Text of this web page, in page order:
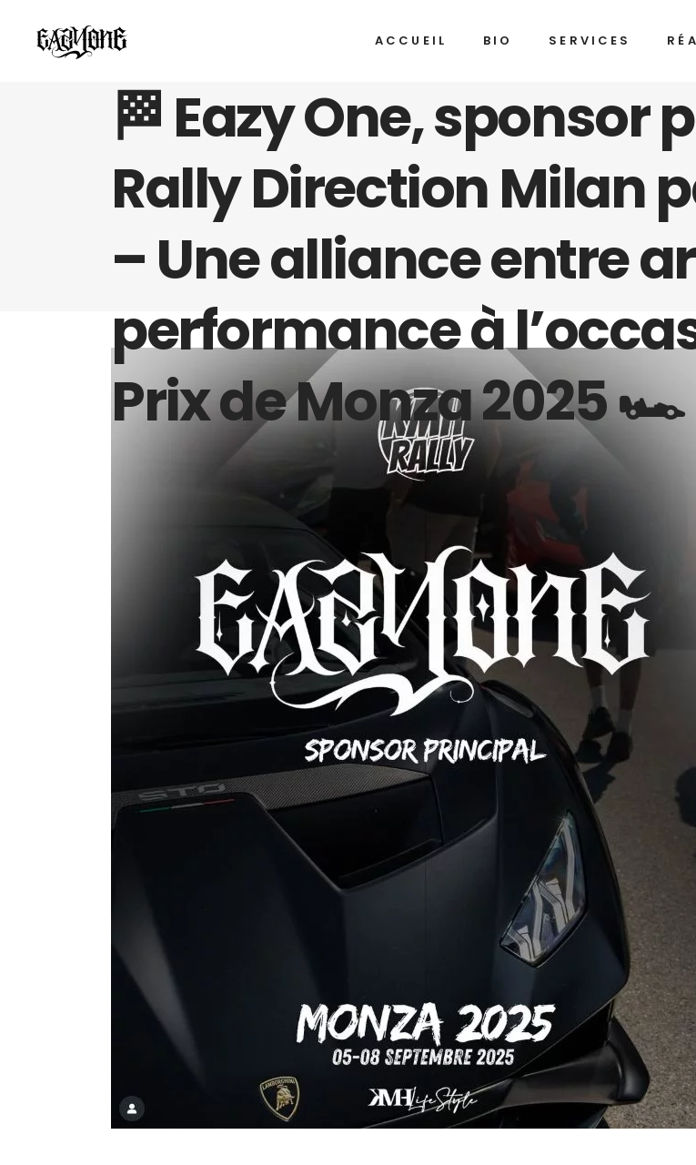
ACCUEIL BIO SERVICES
🏁 Eazy One, sponsor
Rally Direction Milan
– Une alliance entre
performance à
Prix de Monza 2025 🏎️